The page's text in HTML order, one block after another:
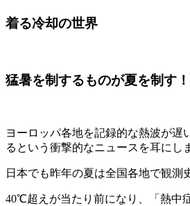
着る冷却の世界
猛暑を制するものが夏を制す！
ヨーロッパ各地を記録的な熱波が遅
るという衝撃的なニュースを耳にし
日本でも昨年の夏は全国各地で観測
40℃超えが当たり前になり、「熱中